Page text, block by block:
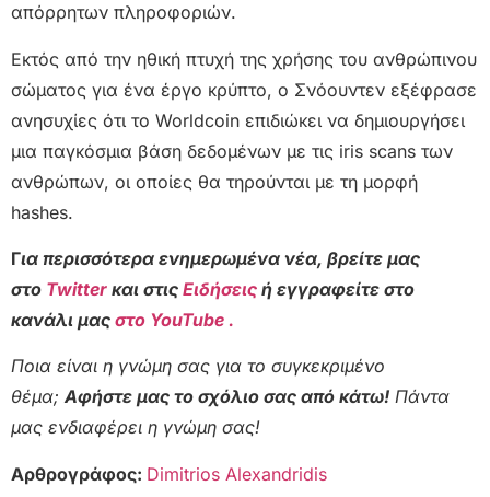
απόρρητων πληροφοριών.
Εκτός από την ηθική πτυχή της χρήσης του ανθρώπινου
σώματος για ένα έργο κρύπτο, ο Σνόουντεν εξέφρασε
ανησυχίες ότι το Worldcoin επιδιώκει να δημιουργήσει
μια παγκόσμια βάση δεδομένων με τις iris scans των
ανθρώπων, οι οποίες θα τηρούνται με τη μορφή
hashes.
Για περισσότερα ενημερωμένα νέα, βρείτε μας
στο Twitter και στις Ειδήσεις ή εγγραφείτε στο
κανάλι μας στο YouTube .
Ποια είναι η γνώμη σας για το συγκεκριμένο
θέμα;Αφήστε μας το σχόλιο σας από κάτω! Πάντα
μας ενδιαφέρει η γνώμη σας!
Αρθρογράφος: Dimitrios Alexandridis